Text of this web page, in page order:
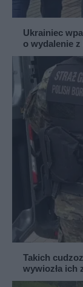
Ukrainiec
o wydalenie z
Takich
wywiozła ich